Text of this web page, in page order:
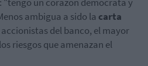
ambigua a sido la carta
del banco, el mayor
riesgos que amenazan el